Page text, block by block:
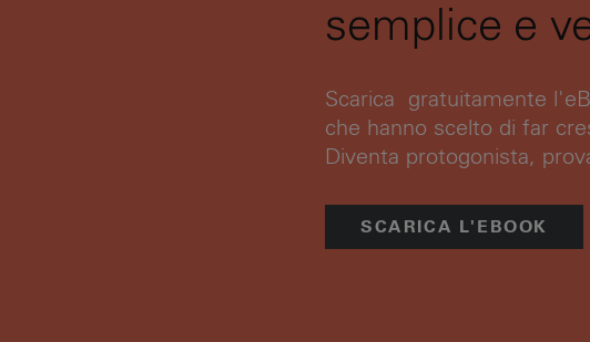
semplice e
Scarica gratuitamente
che hanno scelto di far
Diventa protogonista,
SCARICA L'EBOOK